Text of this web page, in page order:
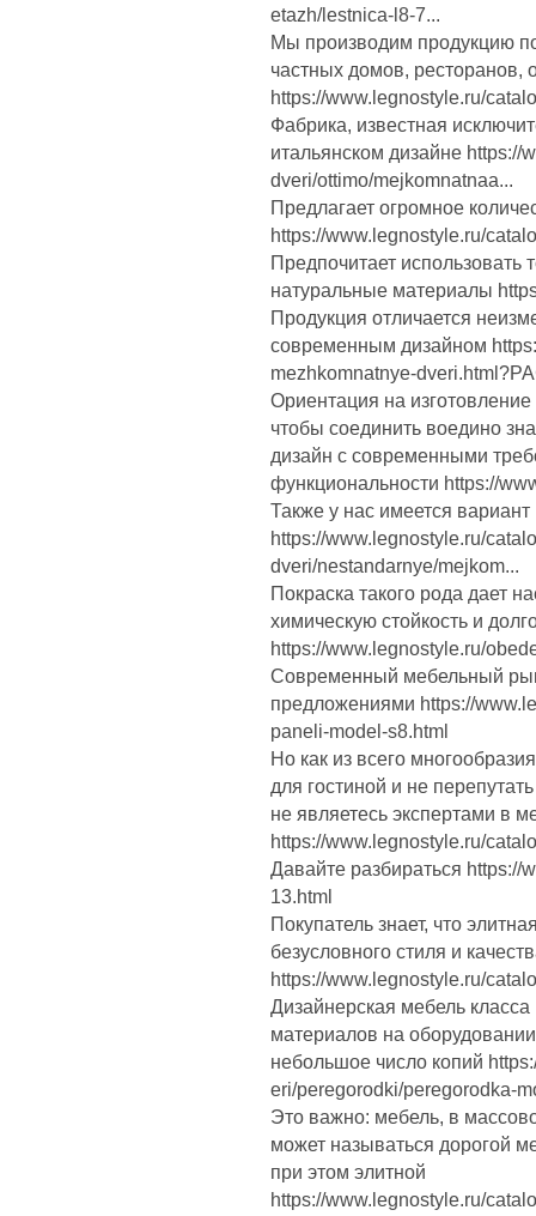
etazh/lestnica-l8-7...
Мы производим продукцию
частных домов, ресторанов,
https://www.legnostyle.ru/
Фабрика, известная
итальянском дизайне
dveri/ottimo/mejkomnatnaa...
Предлагает огромное
https://www.legnostyle.ru/
Предпочитает использовать
натуральные материалы
Продукция отличается
современным дизайном
mezhkomnatnye-
Ориентация на
чтобы соединить воедино
дизайн с современными
функциональности https://
Также у нас имеется
https://www.legnostyle.ru/
dveri/nestandarnye/mejkom...
Покраска такого рода дает
химическую стойкость и
https://www.legnostyle.ru/
Современный мебельный
предложениями https://
paneli-model-s8.html
Но как из всего
для гостиной и не
не являетесь экспертами в
https://www.legnostyle.ru/
Давайте разбираться https://
13.html
Покупатель знает, что
безусловного стиля и
https://www.legnostyle.ru/
Дизайнерская мебель класса
материалов на
небольшое число копий
eri/peregorodki/peregorodka-
Это важно: мебель, в
может называться дорогой
при этом элитной
https://www.legnostyle.ru/